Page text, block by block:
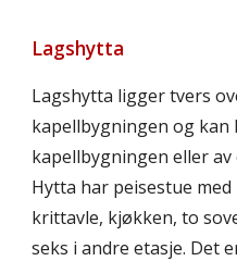
Lagshytta
Lagshytta ligger tvers
kapellbygningen og kan
kapellbygningen eller
Hytta har peisestue
krittavle, kjøkken, to
seks i andre etasje. Det